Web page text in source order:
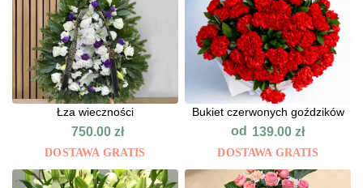
Łza wieczności
750.00 zł
DOSTAWA GRATIS
Bukiet czerwonych goździków
od 139.00zł
DOSTAWA GRATIS